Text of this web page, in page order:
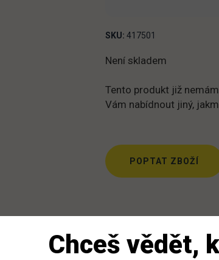
SKU: 417501
Není skladem
Tento produkt již
Vám nabídnout jiný,
POPTAT ZBOŽÍ
Chceš vědět,